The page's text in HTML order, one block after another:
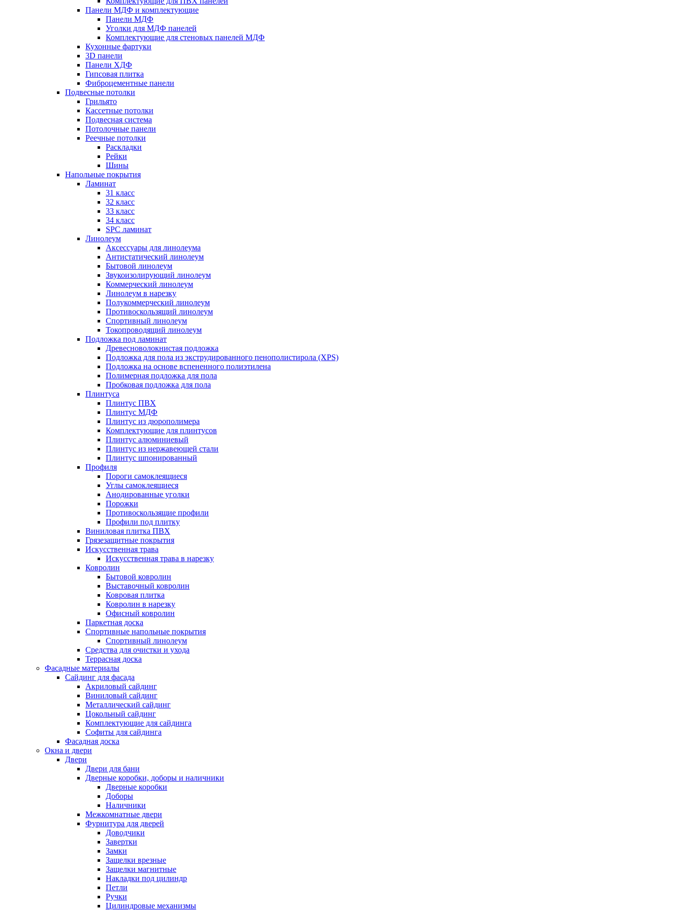
Панели МДФ и комплектующие
Панели МДФ
Уголки для МДФ панелей
Комплектующие для стеновых панелей МДФ
Кухонные фартуки
3D панели
Панели ХДФ
Гипсовая плитка
Фиброцементные панели
Подвесные потолки
Грильято
Кассетные потолки
Подвесная система
Потолочные панели
Реечные потолки
Раскладки
Рейки
Шины
Напольные покрытия
Ламинат
31 класс
32 класс
33 класс
34 класс
SPC ламинат
Линолеум
Аксессуары для линолеума
Антистатический линолеум
Бытовой линолеум
Звукоизолирующий линолеум
Коммерческий линолеум
Линолеум в нарезку
Полукоммерческий линолеум
Противоскользящий линолеум
Спортивный линолеум
Токопроводящий линолеум
Подложка под ламинат
Древесноволокнистая подложка
Подложка для пола из экструдированного пенополистирола (XPS)
Подложка на основе вспененного полиэтилена
Полимерная подложка для пола
Пробковая подложка для пола
Плинтуса
Плинтус ПВХ
Плинтус МДФ
Плинтус из дюрополимера
Комплектующие для плинтусов
Плинтус алюминиевый
Плинтус из нержавеющей стали
Плинтус шпонированный
Профиля
Пороги самоклеящиеся
Углы самоклеящиеся
Анодированные уголки
Порожки
Противоскользящие профили
Профили под плитку
Виниловая плитка ПВХ
Грязезащитные покрытия
Искусственная трава
Искусственная трава в нарезку
Ковролин
Бытовой ковролин
Выставочный ковролин
Ковровая плитка
Ковролин в нарезку
Офисный ковролин
Паркетная доска
Спортивные напольные покрытия
Спортивный линолеум
Средства для очистки и ухода
Террасная доска
Фасадные материалы
Сайдинг для фасада
Акриловый сайдинг
Виниловый сайдинг
Металлический сайдинг
Цокольный сайдинг
Комплектующие для сайдинга
Софиты для сайдинга
Фасадная доска
Окна и двери
Двери
Двери для бани
Дверные коробки, доборы и наличники
Дверные коробки
Доборы
Наличники
Межкомнатные двери
Фурнитура для дверей
Доводчики
Завертки
Замки
Защелки врезные
Защелки магнитные
Накладки под цилиндр
Петли
Ручки
Цилиндровые механизмы